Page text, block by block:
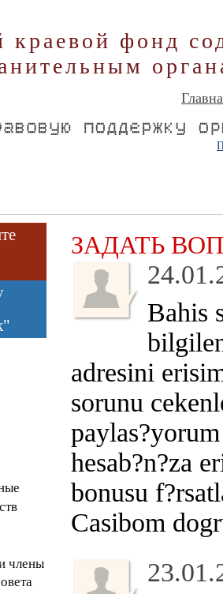
краевой фонд
члены
ЗАДАТЬ
Bahis
adresini
sorunu
hesab?n?za
bonusu
Casibom